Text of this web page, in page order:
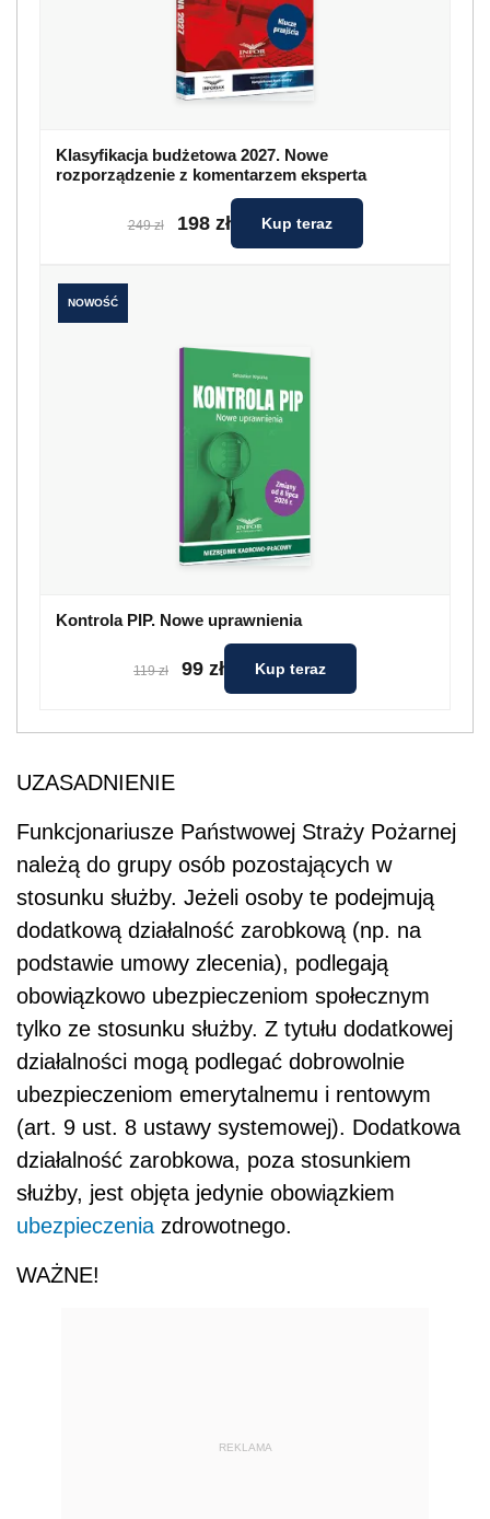
Klasyfikacja budżetowa 2027. Nowe
rozporządzenie z komentarzem eksperta
249 zł 198 zł Kup teraz
NOWOŚĆ
Kontrola PIP. Nowe uprawnienia
119 zł 99 zł Kup teraz
UZASADNIENIE
Funkcjonariusze Państwowej Straży Pożarnej
należą do grupy osób pozostających w
stosunku służby. Jeżeli osoby te podejmują
dodatkową działalność zarobkową (np. na
podstawie umowy zlecenia), podlegają
obowiązkowo ubezpieczeniom społecznym
tylko ze stosunku służby. Z tytułu dodatkowej
działalności mogą podlegać dobrowolnie
ubezpieczeniom emerytalnemu i rentowym
(art. 9 ust. 8 ustawy systemowej). Dodatkowa
działalność zarobkowa, poza stosunkiem
służby, jest objęta jedynie obowiązkiem
ubezpieczenia zdrowotnego.
WAŻNE!
REKLAMA